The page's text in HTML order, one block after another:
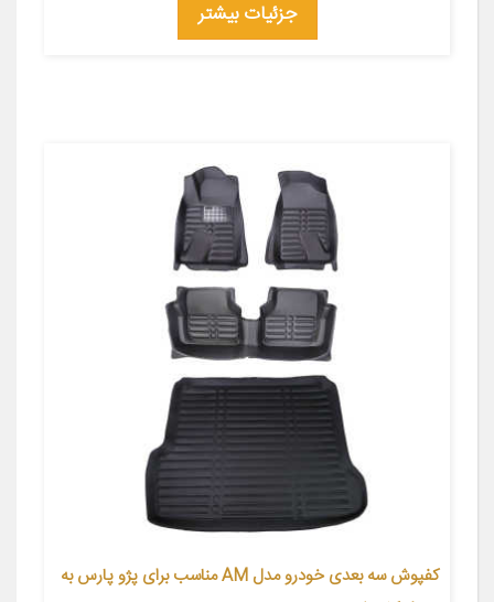
جزئیات بیشتر
کفپوش سه بعدی خودرو مدل AM مناسب برای پژو پارس به